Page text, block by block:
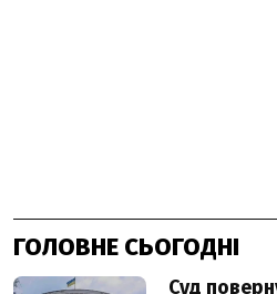
ГОЛОВНЕ СЬОГОДНІ
Суд